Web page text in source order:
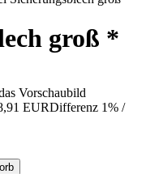
groß *
Vorschaubild
EURDifferenz 1% /